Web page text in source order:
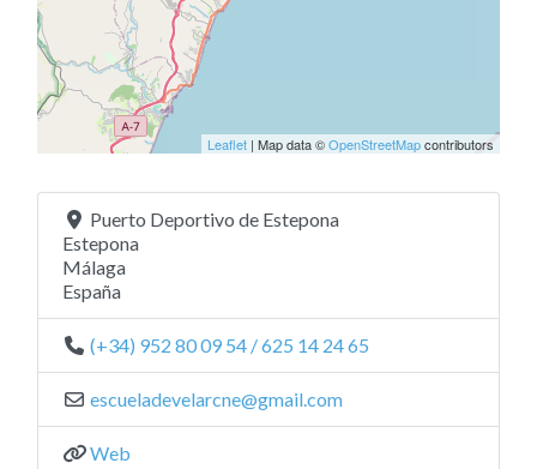
Leaflet | Map data ©OpenStreetMapcontributors
Puerto Deportivo de Estepona
Estepona
Málaga
España
(+34) 952 80 09 54 / 625 14 24 65
escueladevelarcne@gmail.com
Web